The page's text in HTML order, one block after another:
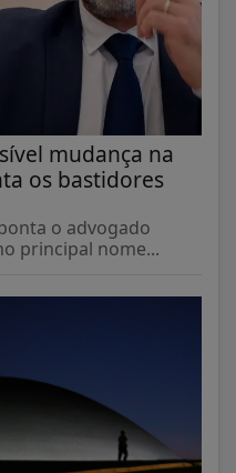
mudança na
os bastidores
o advogado
principal nome...